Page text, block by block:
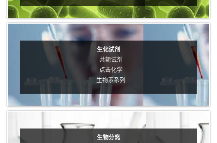
生化试剂
共轭试剂
点击化学
生物素系列
生物分离